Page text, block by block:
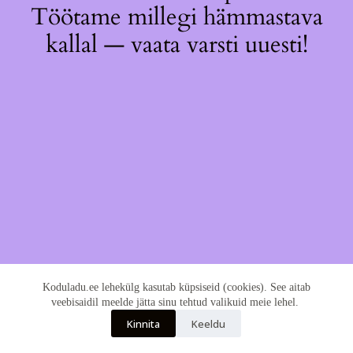
Koduladu.ee lehekülg kasutab küpsiseid (cookies). See aitab
veebisaidil meelde jätta sinu tehtud valikuid meie lehel.
Kinnita Keeldu
Töötame millegi hämmastava
kallal — vaata varsti uuesti!